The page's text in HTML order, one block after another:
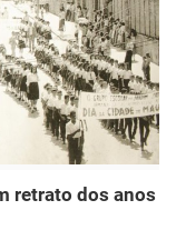
retrato dos anos